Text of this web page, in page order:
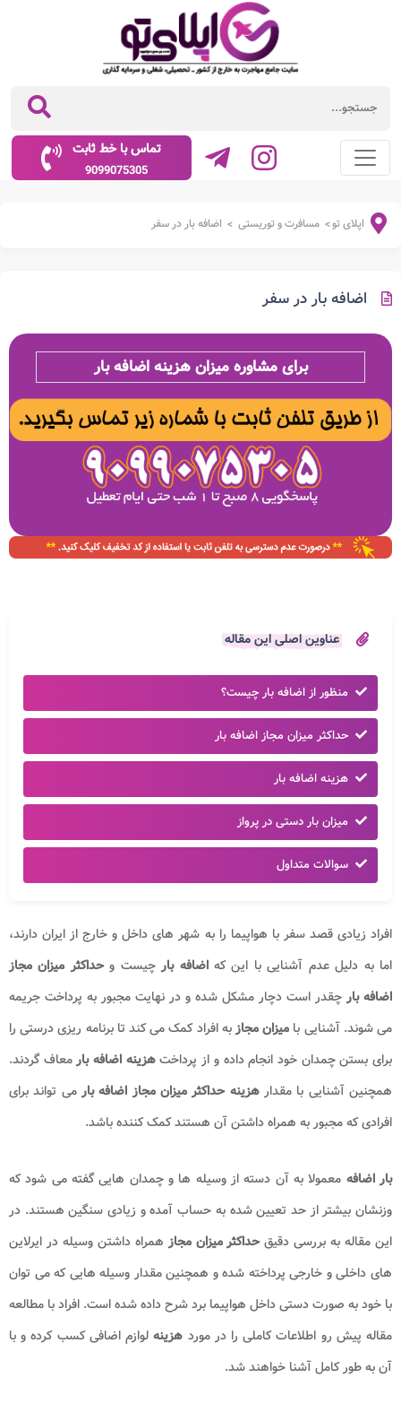
تماس با خط ثابت
9099075305
اپلای تو> مسافرت و توریستی > اضافه بار در سفر
اضافه بار در سفر
برای مشاوره میزان هزینه اضافه بار
عناوین اصلی این مقاله
منظور از اضافه بار چیست؟
حداکثر میزان مجاز اضافه بار
هزینه اضافه بار
میزان بار دستی در پرواز
سوالات متداول
افراد زیادی قصد سفر با هواپیما را به شهر های داخل و خارج از ایران دارند،
اما به دلیل عدم آشنایی با این کهاضافه بارچیست وحداکثر میزان مجاز
اضافه بارچقدر است دچار مشکل شده و در نهایت مجبور به پرداخت جریمه
می شوند. آشنایی با میزان مجازبه افراد کمک می کند تا برنامه ریزی درستی را
برای بستن چمدان خود انجام داده و از پرداختهزینه اضافه بارمعاف گردند.
همچنین آشنایی با مقدارهزینه حداکثر میزان مجاز اضافه بارمی تواند برای
افرادی که مجبور به همراه داشتن آن هستند کمک کننده باشد.
بار اضافه معمولا به آن دسته از وسیله ها و چمدان هایی گفته می شود که
وزنشان بیشتر از حد تعیین شده به حساب آمده و زیادی سنگین هستند. در
این مقاله به بررسی دقیقحداکثر میزان مجازهمراه داشتن وسیله در ایرلاین
های داخلی و خارجی پرداخته شده و همچنین مقدار وسیله هایی که می توان
با خود به صورت دستی داخل هواپیما برد شرح داده شده است. افراد با مطالعه
مقاله پیش رو اطلاعات کاملی را در مورد هزینهلوازم اضافی کسب کرده و با
آن به طور کامل آشنا خواهند شد.